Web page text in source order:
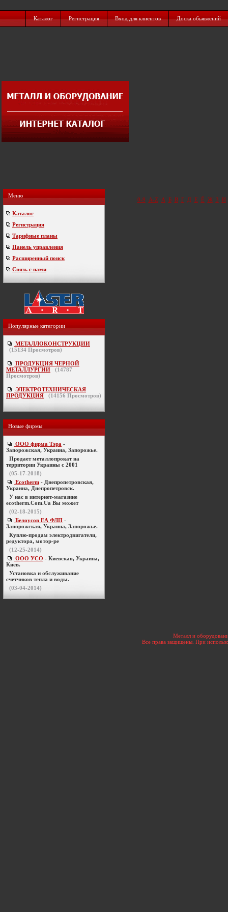
Каталог Регистрация Вход для клиентов Доска обьявлений
Меню
Каталог
Регистрация
Тарифные планы
Панель управления
Расширенный поиск
Связь с нами
Популярные категории
МЕТАЛЛОКОНСТРУКЦИИ
(15134 Просмотров)
ПРОДУКЦИЯ ЧЕРНОЙ
МЕТАЛЛУРГИИ
(14787
Просмотров)
ЭЛЕКТРОТЕХНИЧЕСКАЯ
ПРОДУКЦИЯ
(14156 Просмотров)
Новые фирмы
ООО фирма Тэра -
Запорожская, Украина, Запорожье.
Продает металлопрокат на
территории Украины с 2001
(05-17-2018)
Ecotherm - Днепропетровская,
Украина, Днепропетровск.
У нас в интернет-магазине
ecotherm.Com.Ua Вы может
(02-18-2015)
Белоусов ЕА ФЛП -
Запорожская, Украина, Запорожье.
Куплю-продам электродвигатели,
редуктора, мотор-ре
(12-25-2014)
ООО УСО - Киевская, Украина,
Киев.
Установка и обслуживание
счетчиков тепла и воды.
(03-04-2014)
0-9 A-Z А Б В Г Д Е Ё Ж З И
Металл и
Все права защищены. При